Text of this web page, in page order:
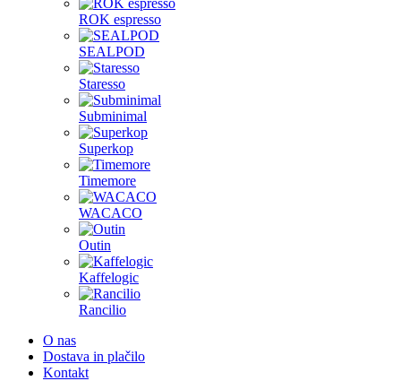
ROK espresso
SEALPOD
Staresso
Subminimal
Superkop
Timemore
WACACO
Outin
Kaffelogic
Rancilio
O nas
Dostava in plačilo
Kontakt